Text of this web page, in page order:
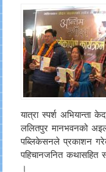
यात्रा स्पर्श अभियान्ता
ललितपुर मानभवनको
पब्लिकेसनले प्रकाशन
पहिचानजनित
।